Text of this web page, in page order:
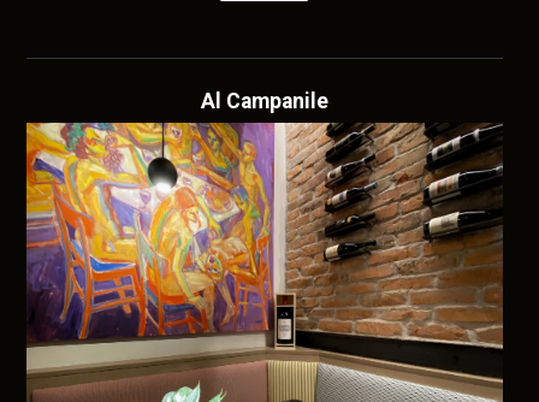
Al Campanile